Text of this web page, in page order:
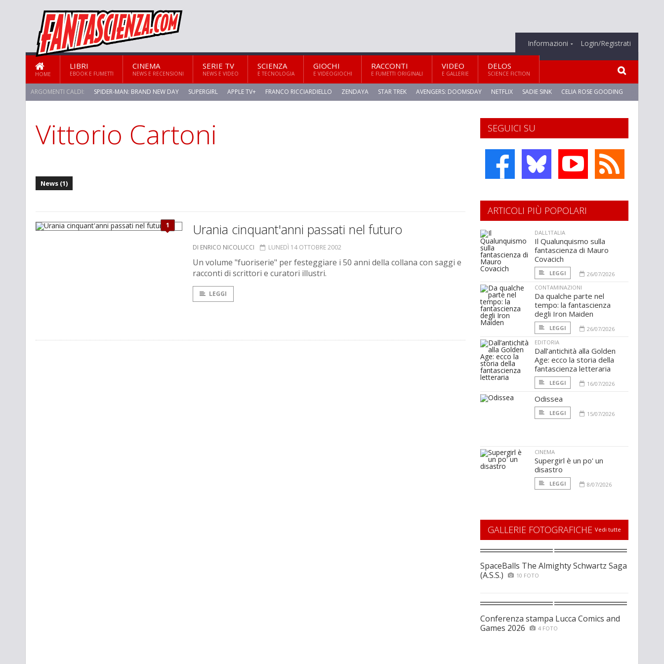
Informazioni Login/Registrati
HOME
LIBRI
EBOOK E FUMETTI
CINEMA
NEWS E RECENSIONI
SERIE TV
NEWS E VIDEO
SCIENZA
E TECNOLOGIA
GIOCHI
E VIDEOGIOCHI
RACCONTI
E FUMETTI ORIGINALI
VIDEO
E GALLERIE
DELOS
SCIENCE FICTION
ARGOMENTI CALDI: SPIDER-MAN: BRAND NEW DAY SUPERGIRL APPLE TV+ FRANCO RICCIARDIELLO ZENDAYA STAR TREK AVENGERS: DOOMSDAY NETFLIX SADIE SINK CELIA ROSE GOODING
Vittorio Cartoni
News (1)
1 Urania cinquant'anni passati nel futuro
DI ENRICO NICOLUCCI LUNEDÌ 14 OTTOBRE 2002
Un volume "fuoriserie" per festeggiare i 50 anni della collana con saggi e
racconti di scrittori e curatori illustri.
LEGGI
SEGUICI SU
ARTICOLI PIÙ POPOLARI
DALL'ITALIA
Il Qualunquismo sulla
fantascienza di Mauro
Covacich
LEGGI
26/07/2026
CONTAMINAZIONI
Da qualche parte nel
tempo: la fantascienza
degli Iron Maiden
LEGGI
26/07/2026
EDITORIA
Dall’antichità alla Golden
Age: ecco la storia della
fantascienza letteraria
LEGGI 16/07/2026
Odissea
LEGGI 15/07/2026
CINEMA
Supergirl è un po' un
disastro
LEGGI 8/07/2026
GALLERIE FOTOGRAFICHE Vedi tutte
SpaceBalls The Almighty Schwartz Saga
(A.S.S.)
10 FOTO
Conferenza stampa Lucca Comics and
Games 2026
4 FOTO